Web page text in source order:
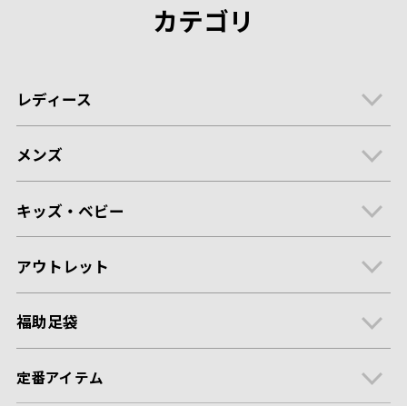
カテゴリ
レディース
メンズ
キッズ・ベビー
アウトレット
福助足袋
定番アイテム